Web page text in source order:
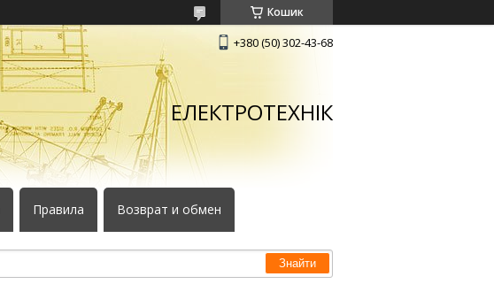
Кошик
+380 (50) 302-43-68
ЕЛЕКТРОТЕХНІК
Правила Возврат и обмен
Знайти